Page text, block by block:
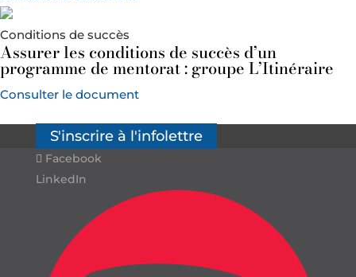
Conditions de succès
Assurer les conditions de succès d’un
programme de mentorat : groupe L’Itinéraire
Consulter le document
S'inscrire à l'infolettre
Facebook
LinkedIn